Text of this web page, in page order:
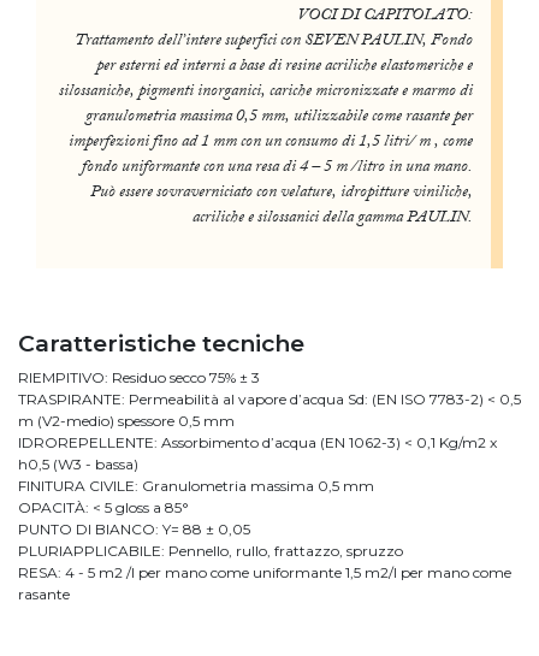
VOCI DI CAPITOLATO:
Trattamento dell’intere superfici con SEVEN PAULIN, Fondo
per esterni ed interni a base di resine acriliche elastomeriche e
silossaniche, pigmenti inorganici, cariche micronizzate e marmo di
granulometria massima 0,5 mm, utilizzabile come rasante per
imperfezioni fino ad 1 mm con un consumo di 1,5 litri/ m , come
fondo uniformante con una resa di 4 – 5 m /litro in una mano.
Può essere sovraverniciato con velature, idropitture viniliche,
acriliche e silossanici della gamma PAULIN.
Caratteristiche tecniche
RIEMPITIVO: Residuo secco 75% ± 3
TRASPIRANTE: Permeabilità al vapore d’acqua Sd: (EN ISO 7783-2) < 0,5
m (V2-medio) spessore 0,5 mm
IDROREPELLENTE: Assorbimento d’acqua (EN 1062-3) < 0,1 Kg/m2 x
h0,5 (W3 - bassa)
FINITURA CIVILE: Granulometria massima 0,5 mm
OPACITÀ: < 5 gloss a 85°
PUNTO DI BIANCO: Y= 88 ± 0,05
PLURIAPPLICABILE: Pennello, rullo, frattazzo, spruzzo
RESA: 4 - 5 m2 /l per mano come uniformante 1,5 m2/l per mano come
rasante